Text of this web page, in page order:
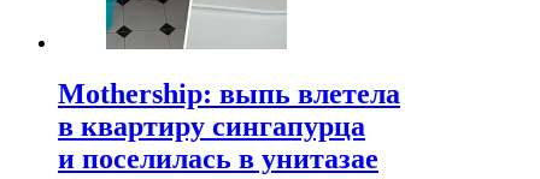
Mothership: выпь влетела
в квартиру сингапурца
и поселилась в унитазае